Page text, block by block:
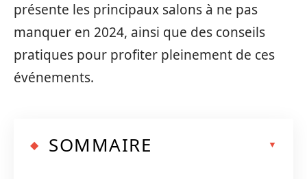
présente les principaux salons à ne pas
manquer en 2024, ainsi que des conseils
pratiques pour profiter pleinement de ces
événements.
SOMMAIRE